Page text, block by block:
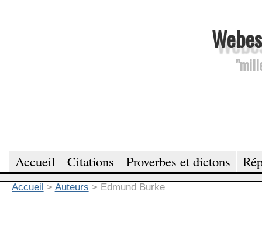
Accueil Citations Proverbes et dictons
Accueil > Auteurs > Edmund Burke